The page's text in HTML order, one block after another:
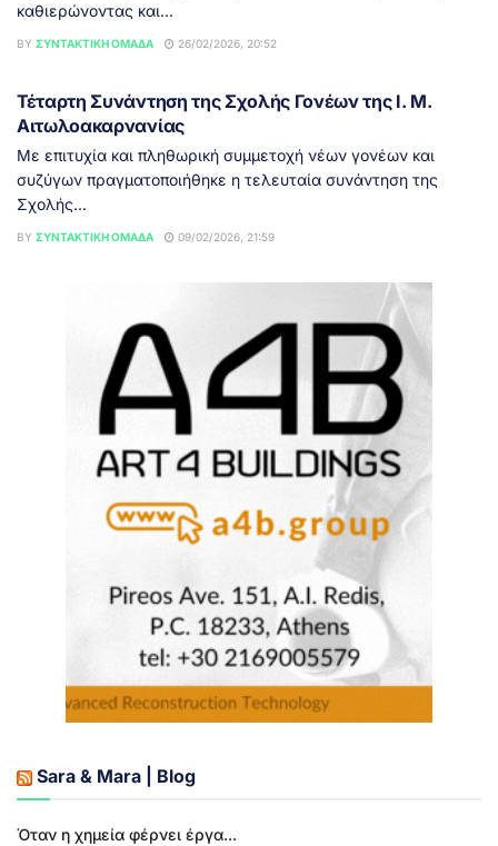
καθιερώνοντας και...
BY ΣΥΝΤΑΚΤΙΚΉ ΟΜΆΔΑ 26/02/2026, 20:52
Τέταρτη Συνάντηση της Σχολής Γονέων της Ι. Μ.
Αιτωλοακαρνανίας
Με επιτυχία και πληθωρική συμμετοχή νέων γονέων και
συζύγων πραγματοποιήθηκε η τελευταία συνάντηση της
Σχολής...
BY ΣΥΝΤΑΚΤΙΚΉ ΟΜΆΔΑ 09/02/2026, 21:59
Sara & Mara | Blog
Όταν η χημεία φέρνει έργα...